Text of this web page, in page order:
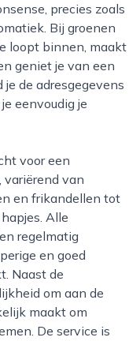
precies zoals
Bij groenen
loopt binnen, maakt
geniet je van een
de adresgegevens
eenvoudig je
variërend van
en frikandellen tot
Alle
regelmatig
en goed
Naast de
om aan de
maakt om
De service is